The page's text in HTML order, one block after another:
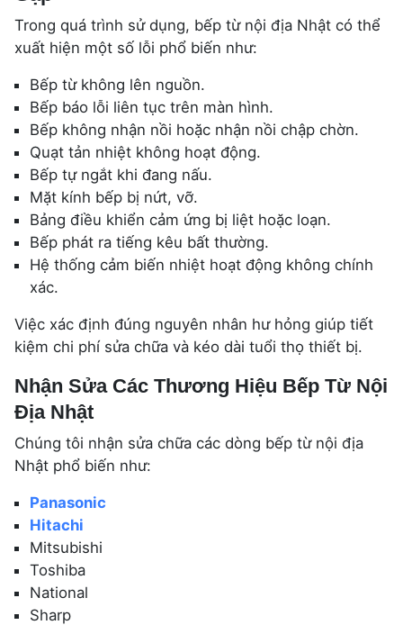
Trong quá trình sử dụng, bếp từ nội địa Nhật có thể
xuất hiện một số lỗi phổ biến như:
Bếp từ không lên nguồn.
Bếp báo lỗi liên tục trên màn hình.
Bếp không nhận nồi hoặc nhận nồi chập chờn.
Quạt tản nhiệt không hoạt động.
Bếp tự ngắt khi đang nấu.
Mặt kính bếp bị nứt, vỡ.
Bảng điều khiển cảm ứng bị liệt hoặc loạn.
Bếp phát ra tiếng kêu bất thường.
Hệ thống cảm biến nhiệt hoạt động không chính
xác.
Việc xác định đúng nguyên nhân hư hỏng giúp tiết
kiệm chi phí sửa chữa và kéo dài tuổi thọ thiết bị.
Nhận Sửa Các Thương Hiệu Bếp Từ Nội
Địa Nhật
Chúng tôi nhận sửa chữa các dòng bếp từ nội địa
Nhật phổ biến như:
Panasonic
Hitachi
Mitsubishi
Toshiba
National
Sharp